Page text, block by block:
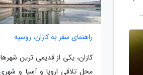
راهنمای سفر به کازان، روسیه
کازان، یکی از قدیمی ترین
محل تلاقی اروپا و آسیا و